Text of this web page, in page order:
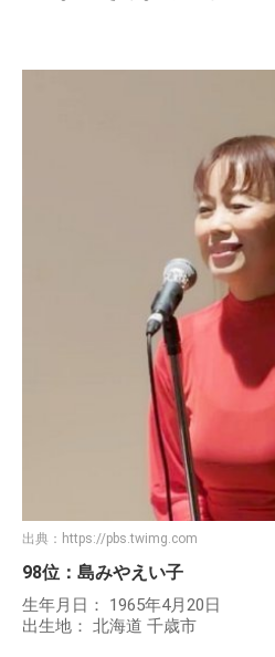
出典： https://pbs.twimg.com
98位：島みやえい子
生年月日： 1965年4月20日
出生地： 北海道 千歳市